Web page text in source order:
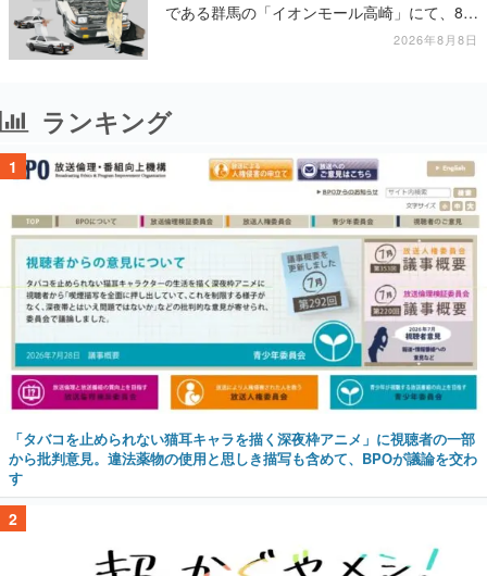
である群馬の「イオンモール高崎」にて、8月
11日から8月20日までの期間限定で開催予定
2026年8月8日
ランキング
1
「タバコを止められない猫耳キャラを描く深夜枠アニメ」に視聴者の一部
から批判意見。違法薬物の使用と思しき描写も含めて、BPOが議論を交わ
す
2